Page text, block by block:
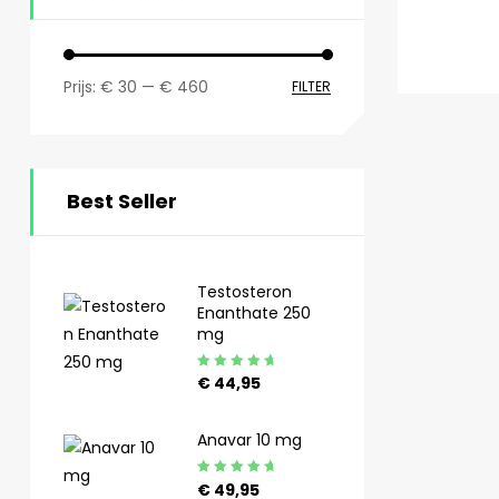
FILTER
Prijs: € 30 — € 460
Best Seller
Testosteron
Enanthate 250
mg
Gewaardeerd
€ 44,95
Anavar 10 mg
Gewaardeerd
€ 49,95